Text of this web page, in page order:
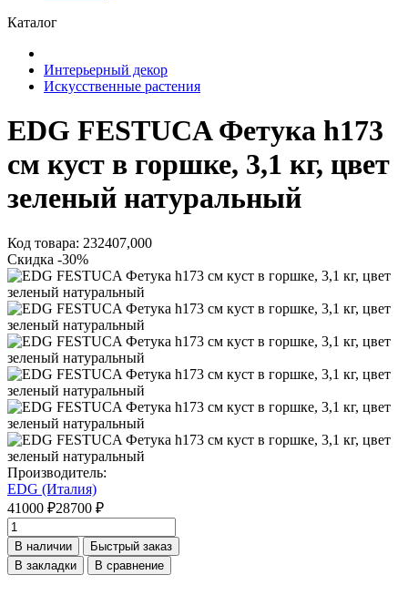
Каталог
Интерьерный декор
Искусственные растения
EDG FESTUCA Фетука h173
см куст в горшке, 3,1 кг, цвет
зеленый натуральный
Код товара: 232407,000
Скидка -30%
Производитель:
EDG (Италия)
41000 ₽28700 ₽
В наличии
Быстрый заказ
В закладки
В сравнение